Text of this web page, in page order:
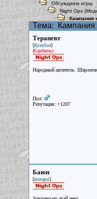
Обсуждаем игры
Night Ops
Кампания
Тема: Кампания
Терапевт
[Кулибин]
Кардинал
Народный целитель.
Пол:
Репутация: +1207
Баюн
[котяра]